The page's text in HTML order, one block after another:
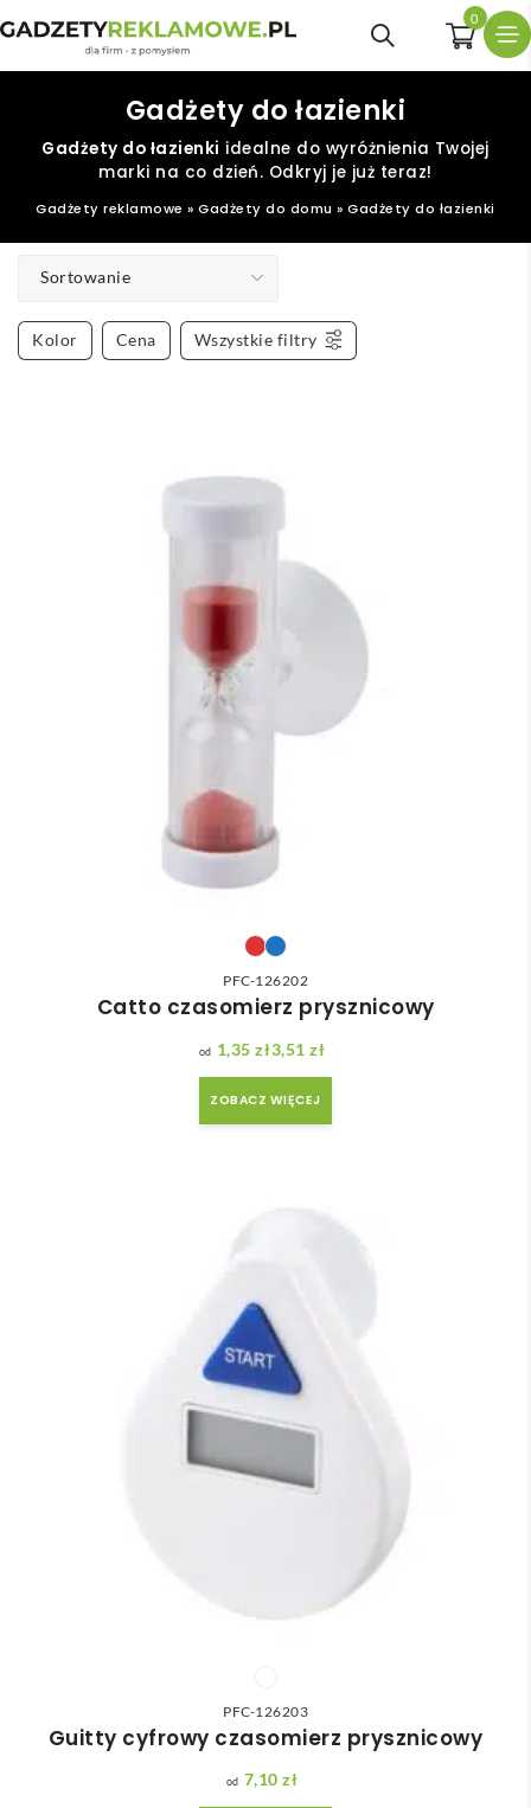
0
Gadżety do łazienki
Gadżety do łazienki idealne do wyróżnienia Twojej
marki na co dzień. Odkryj je już teraz!
Gadżety reklamowe »Gadżety do domu »Gadżety do łazienki
Sortowanie
Kolor Cena Wszystkie filtry
PFC-126202
Catto czasomierz prysznicowy
1,35 zł3,51 zł
ZOBACZ WIĘCEJ
PFC-126203
Guitty cyfrowy czasomierz prysznicowy
7,10 zł